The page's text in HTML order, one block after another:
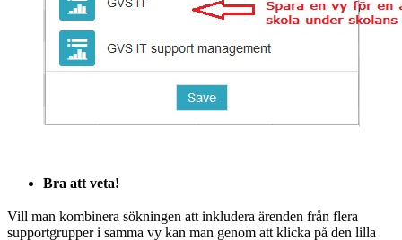
Bra att veta!
Vill man kombinera sökningen att inkludera ärenden från flera
supportgrupper i samma vy kan man genom att klicka på den lilla